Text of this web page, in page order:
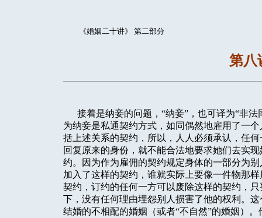
《婚姻二十讲》 第二部分
第八
接着是纳妾的问题，“纳妾”，也可译为“非法
为纳妾是私通契约方式，如同偶然地雇用了一
括上述关系的契约，所以，人人必须承认，任
回复原来的身份，就不能合法地要求她们去实
约。因为作为雇佣的契约规定身体的一部分为
加入了这样的契约，谁就实际上要像一件物那
契约，订约的任何一方可以废除这样的契约，
下，没有任何理由埋怨别人损害了他的权利。
结婚的不相配的婚姻（或者“不自然”的婚姻）